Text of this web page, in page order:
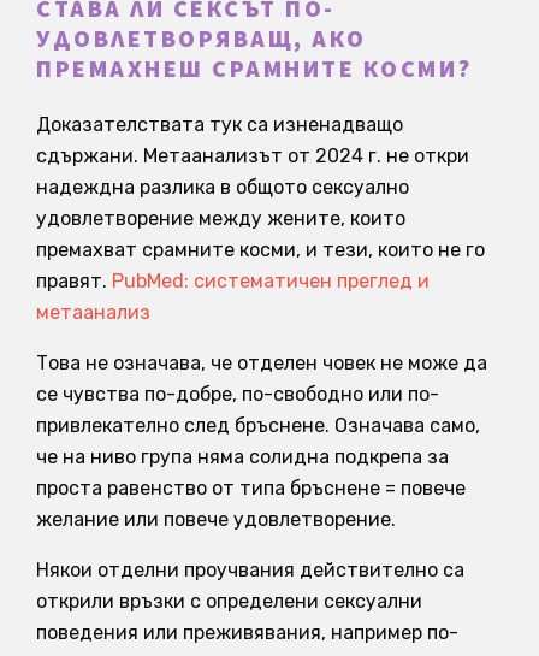
СТАВА ЛИ СЕКСЪТ ПО-
УДОВЛЕТВОРЯВАЩ, АКО
ПРЕМАХНЕШ СРАМНИТЕ КОСМИ?
Доказателствата тук са изненадващо
сдържани. Метаанализът от 2024 г. не откри
надеждна разлика в общото сексуално
удовлетворение между жените, които
премахват срамните косми, и тези, които не го
правят. PubMed: систематичен преглед и
метаанализ
Това не означава, че отделен човек не може да
се чувства по-добре, по-свободно или по-
привлекателно след бръснене. Означава само,
че на ниво група няма солидна подкрепа за
проста равенство от типа бръснене = повече
желание или повече удовлетворение.
Някои отделни проучвания действително са
открили връзки с определени сексуални
поведения или преживявания, например по-